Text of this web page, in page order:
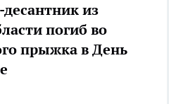
из
погиб во
прыжка в День